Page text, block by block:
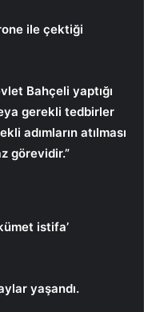
ile çektiği
Bahçeli yaptığı
gerekli tedbirler
adımların atılması
görevidir.”
istifa’
yaşandı.